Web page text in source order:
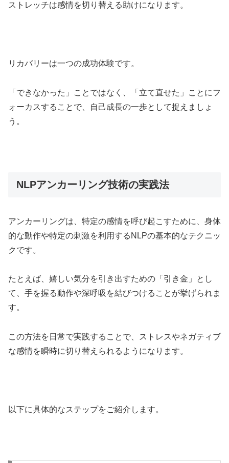
ストレッチは感情を切り替える助けになります。
リカバリーは一つの成功体験です。
「できなかった」ことではなく、「立て直せた」ことにフ
ォーカスすることで、自己成長の一歩として捉えましょ
う。
NLPアンカーリング技術の実践法
アンカーリングは、特定の感情を呼び起こすために、身体
的な動作や特定の刺激を利用するNLPの基本的なテクニッ
クです。
たとえば、嬉しい気分を引き出すための「引き金」とし
て、手を握る動作や深呼吸を結びつけることが挙げられま
す。
この方法を日常で実践することで、ストレスやネガティブ
な感情を瞬時に切り替えられるようになります。
以下に具体的なステップをご紹介します。